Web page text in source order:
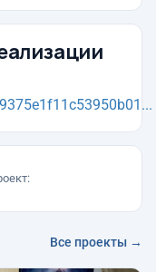
Все проекты →